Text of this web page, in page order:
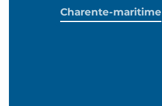
Charente-maritime